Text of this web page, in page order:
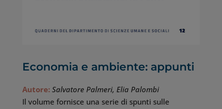
Economia e ambiente: appunti
Autore: Salvatore Palmeri, Elia Palombi
Il volume fornisce una serie di spunti sulle